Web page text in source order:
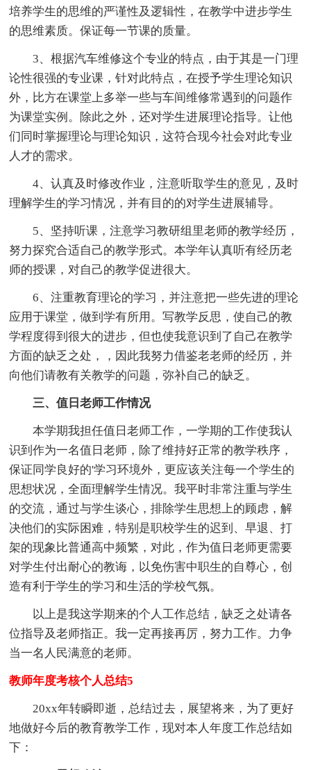
培养学生的思维的严谨性及逻辑性，在教学中进步学生
的思维素质。保证每一节课的质量。
3、根据汽车维修这个专业的特点，由于其是一门理
论性很强的专业课，针对此特点，在授予学生理论知识
外，比方在课堂上多举一些与车间维修常遇到的问题作
为课堂实例。除此之外，还对学生进展理论指导。让他
们同时掌握理论与理论知识，这符合现今社会对此专业
人才的需求。
4、认真及时修改作业，注意听取学生的意见，及时
理解学生的学习情况，并有目的的对学生进展辅导。
5、坚持听课，注意学习教研组里老师的教学经历，
努力探究合适自己的教学形式。本学年认真听有经历老
师的授课，对自己的教学促进很大。
6、注重教育理论的学习，并注意把一些先进的理论
应用于课堂，做到学有所用。写教学反思，使自己的教
学程度得到很大的进步，但也使我意识到了自己在教学
方面的缺乏之处，，因此我努力借鉴老老师的经历，并
向他们请教有关教学的问题，弥补自己的缺乏。
三、值日老师工作情况
本学期我担任值日老师工作，一学期的工作使我认
识到作为一名值日老师，除了维持好正常的教学秩序，
保证同学良好的'学习环境外，更应该关注每一个学生的
思想状况，全面理解学生情况。我平时非常注重与学生
的交流，通过与学生谈心，排除学生思想上的顾虑，解
决他们的实际困难，特别是职校学生的迟到、早退、打
架的现象比普通高中频繁，对此，作为值日老师更需要
对学生付出耐心的教诲，以免伤害中职生的自尊心，创
造有利于学生的学习和生活的学校气氛。
以上是我这学期来的个人工作总结，缺乏之处请各
位指导及老师指正。我一定再接再厉，努力工作。力争
当一名人民满意的老师。
教师年度考核个人总结5
20xx年转瞬即逝，总结过去，展望将来，为了更好
地做好今后的教育教学工作，现对本人年度工作总结如
下：